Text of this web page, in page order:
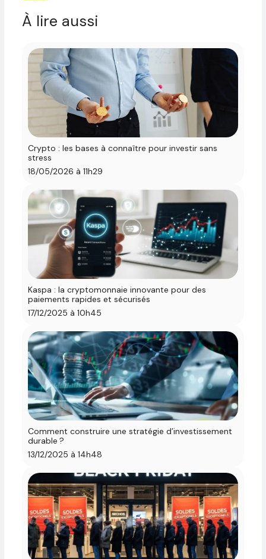
À lire aussi
Crypto : les bases à connaître pour investir sans
stress
18/05/2026 à 11h29
Kaspa : la cryptomonnaie innovante pour des
paiements rapides et sécurisés
17/12/2025 à 10h45
Comment construire une stratégie d’investissement
durable ?
13/12/2025 à 14h48